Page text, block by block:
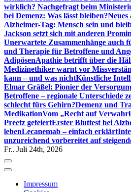
wirklich? Nachgefragt beim
bei Demenz: Was lässt bleiben?
Alzheimer-Tag: Mensch sein und
Jackson setzt sich mit anderen
Unerwartete Zusammenhänge auch
und Therapie für Betroffene und
AdipösenApathie betrifft über die
Medizinethiker warnt vor
kann – und was nichtKünstliche
Elmar Gräßel: Pionier der
Betroffene – regionale Unterschiede
schlecht fürs Gehirn?Demenz und
MedikationVom „Recht auf
Preetz gefeiertErster Bluttest bei
lebenLecanemab – einfach erklärt
unzureichend vorbereitet auf
Fr.. Juli 24th, 2026
Impressum